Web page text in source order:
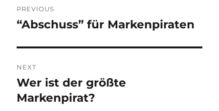
navigation
PREVIOUS
Previous
“Abschuss” für Markenpiraten
NEXT
Next
post:
Wer ist der größte
Markenpirat?